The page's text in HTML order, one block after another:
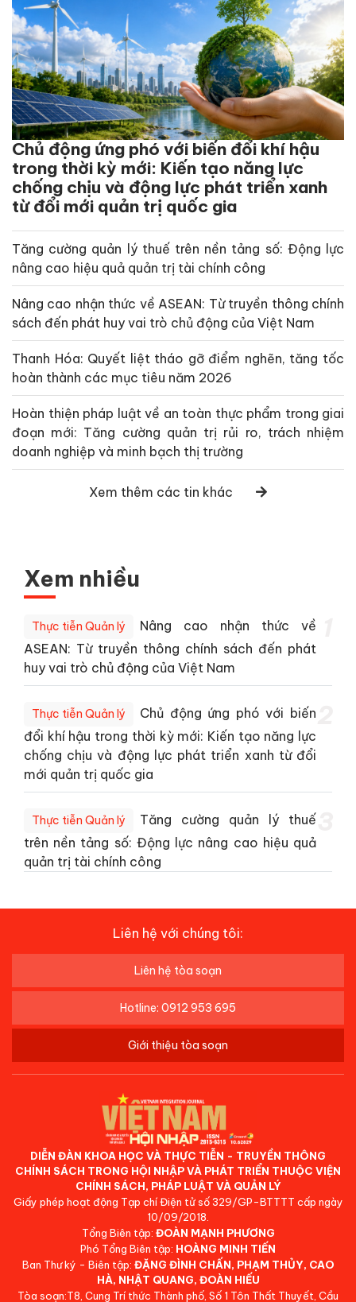
Chủ động ứng phó với biến đổi khí hậu
trong thời kỳ mới: Kiến tạo năng lực
chống chịu và động lực phát triển xanh
từ đổi mới quản trị quốc gia
Tăng cường quản lý thuế trên nền tảng số: Động lực
nâng cao hiệu quả quản trị tài chính công
Nâng cao nhận thức về ASEAN: Từ truyền thông chính
sách đến phát huy vai trò chủ động của Việt Nam
Thanh Hóa: Quyết liệt tháo gỡ điểm nghẽn, tăng tốc
hoàn thành các mục tiêu năm 2026
Hoàn thiện pháp luật về an toàn thực phẩm trong giai
đoạn mới: Tăng cường quản trị rủi ro, trách nhiệm
doanh nghiệp và minh bạch thị trường
Xem thêm các tin khác
Xem nhiều
Thực tiễn Quản lý
Nâng cao nhận thức về
ASEAN: Từ truyền thông chính sách đến phát
huy vai trò chủ động của Việt Nam
Thực tiễn Quản lý
Chủ động ứng phó với biến
đổi khí hậu trong thời kỳ mới: Kiến tạo năng lực
chống chịu và động lực phát triển xanh từ đổi
mới quản trị quốc gia
Thực tiễn Quản lý
Tăng cường quản lý thuế
trên nền tảng số: Động lực nâng cao hiệu quả
quản trị tài chính công
Liên hệ với chúng tôi:
Liên hệ tòa soạn
Hotline: 0912 953 695
Giới thiệu tòa soạn
DIỄN ĐÀN KHOA HỌC VÀ THỰC TIỄN - TRUYỀN THÔNG
CHÍNH SÁCH TRONG HỘI NHẬP VÀ PHÁT TRIỂN THUỘC VIỆN
CHÍNH SÁCH, PHÁP LUẬT VÀ QUẢN LÝ
Giấy phép hoạt động Tạp chí Điện tử số 329/GP-BTTTT cấp ngày
10/09/2018.
Tổng Biên tập: ĐOÀN MẠNH PHƯƠNG
Phó Tổng Biên tập: HOÀNG MINH TIẾN
Ban Thư ký - Biên tập: ĐẶNG ĐÌNH CHẤN, PHẠM THỦY, CAO
HÀ, NHẬT QUANG, ĐOÀN HIẾU
Tòa soạn:T8, Cung Trí thức Thành phố, Số 1 Tôn Thất Thuyết, Cầu